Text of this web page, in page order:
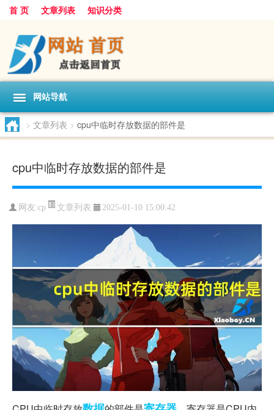
首 页 文章列表 知识分类
网站导航
> 文章列表 > cpu中临时存放数据的部件是
cpu中临时存放数据的部件是
网友:cp 文章列表 2025-01-10 15:00:42